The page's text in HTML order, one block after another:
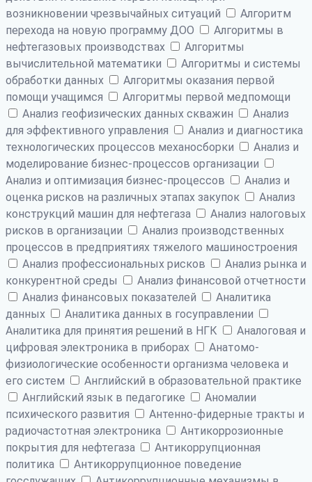
возникновении чрезвычайных ситуаций
Алгоритм
перехода на новую программу ДОО
Алгоритмы в
нефтегазовых производствах
Алгоритмы
вычислительной математики
Алгоритмы и системы
обработки данных
Алгоритмы оказания первой
помощи учащимся
Алгоритмы первой медпомощи
Анализ геофизических данных скважин
Анализ
для эффективного управления
Анализ и диагностика
технологических процессов механосборки
Анализ и
моделирование бизнес-процессов организации
Анализ и оптимизация бизнес-процессов
Анализ и
оценка рисков на различных этапах закупок
Анализ
конструкций машин для нефтегаза
Анализ налоговых
рисков в организации
Анализ производственных
процессов в предприятиях тяжелого машиностроения
Анализ профессиональных рисков
Анализ рынка и
конкурентной среды
Анализ финансовой отчетности
Анализ финансовых показателей
Аналитика
данных
Аналитика данных в госуправлении
Аналитика для принятия решений в НГК
Аналоговая и
цифровая электроника в приборах
Анатомо-
физиологические особенности организма человека и
его систем
Английский в образовательной практике
Английский язык в педагогике
Аномалии
психического развития
Антенно-фидерные тракты и
радиочастотная электроника
Антикоррозионные
покрытия для нефтегаза
Антикоррупционная
политика
Антикоррупционное поведение